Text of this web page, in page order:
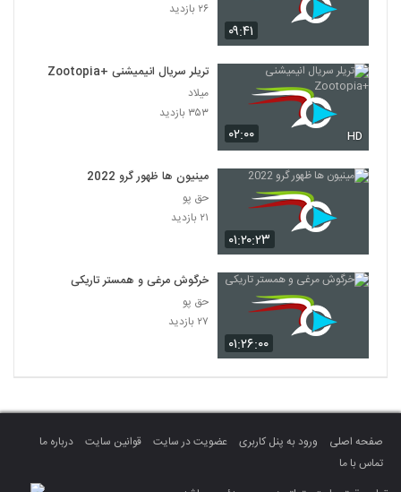
۰۹:۴۱
۲۶ بازدید
۰۲:۰۰ HD
تریلر سریال انیمیشنی +Zootopia
میلاد
۳۵۳ بازدید
۰۱:۲۰:۲۳
مینیون ها ظهور گرو 2022
حق پو
۲۱ بازدید
۰۱:۲۶:۰۰
خرگوش مرغی و همستر تاریکی
حق پو
۲۷ بازدید
صفحه اصلی ورود به پنل کاربری عضویت در سایت قوانین سایت
درباره ما
تماس با ما